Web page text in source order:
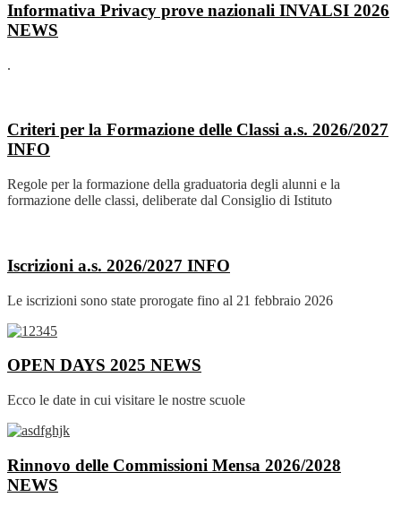
Informativa Privacy prove nazionali INVALSI 2026
NEWS
.
Criteri per la Formazione delle Classi a.s. 2026/2027
INFO
Regole per la formazione della graduatoria degli alunni e la
formazione delle classi, deliberate dal Consiglio di Istituto
Iscrizioni a.s. 2026/2027 INFO
Le iscrizioni sono state prorogate fino al 21 febbraio 2026
OPEN DAYS 2025 NEWS
Ecco le date in cui visitare le nostre scuole
Rinnovo delle Commissioni Mensa 2026/2028
NEWS